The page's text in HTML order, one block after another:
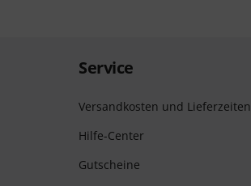
Service
Versandkosten und Lieferzeiten
Hilfe-Center
Gutscheine